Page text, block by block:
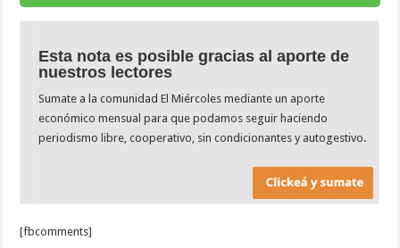
Esta nota es posible gracias al aporte de
nuestros lectores
Sumate a la comunidad El Miércoles mediante un aporte
económico mensual para que podamos seguir haciendo
periodismo libre, cooperativo, sin condicionantes y autogestivo.
[fbcomments]